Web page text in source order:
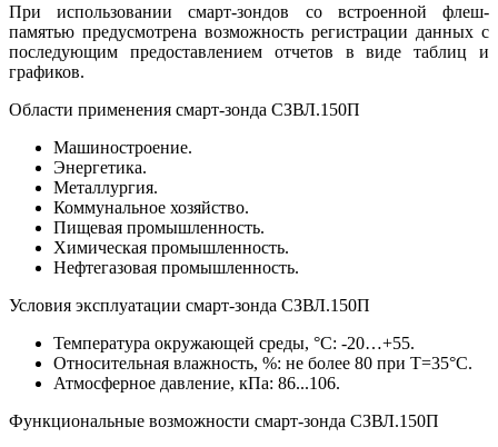
При использовании смарт-зондов со встроенной флеш-
памятью предусмотрена возможность регистрации данных с
последующим предоставлением отчетов в виде таблиц и
графиков.
Области применения смарт-зонда СЗВЛ.150П
Машиностроение.
Энергетика.
Металлургия.
Коммунальное хозяйство.
Пищевая промышленность.
Химическая промышленность.
Нефтегазовая промышленность.
Условия эксплуатации cмарт-зонда СЗВЛ.150П
Температура окружающей среды, °С: -20…+55.
Относительная влажность, %: не более 80 при T=35°С.
Атмосферное давление, кПа: 86...106.
Функциональные возможности cмарт-зонда СЗВЛ.150П